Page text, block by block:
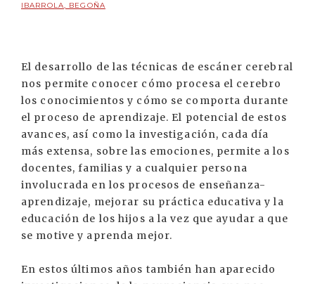
IBARROLA, BEGOÑA
El desarrollo de las técnicas de escáner cerebral
nos permite conocer cómo procesa el cerebro
los conocimientos y cómo se comporta durante
el proceso de aprendizaje. El potencial de estos
avances, así como la investigación, cada día
más extensa, sobre las emociones, permite a los
docentes, familias y a cualquier persona
involucrada en los procesos de enseñanza-
aprendizaje, mejorar su práctica educativa y la
educación de los hijos a la vez que ayudar a que
se motive y aprenda mejor.
En estos últimos años también han aparecido